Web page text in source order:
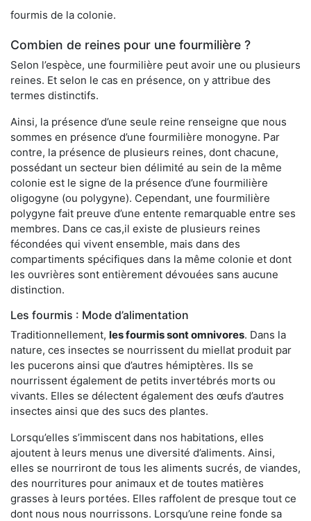
fourmis de la colonie.
Combien de reines pour une fourmilière ?
Selon l’espèce, une fourmilière peut avoir une ou plusieurs
reines. Et selon le cas en présence, on y attribue des
termes distinctifs.
Ainsi, la présence d’une seule reine renseigne que nous
sommes en présence d’une fourmilière monogyne. Par
contre, la présence de plusieurs reines, dont chacune,
possédant un secteur bien délimité au sein de la même
colonie est le signe de la présence d’une fourmilière
oligogyne (ou polygyne). Cependant, une fourmilière
polygyne fait preuve d’une entente remarquable entre ses
membres. Dans ce cas,il existe de plusieurs reines
fécondées qui vivent ensemble, mais dans des
compartiments spécifiques dans la même colonie et dont
les ouvrières sont entièrement dévouées sans aucune
distinction.
Les fourmis : Mode d’alimentation
Traditionnellement, les fourmis sont omnivores. Dans la
nature, ces insectes se nourrissent du miellat produit par
les pucerons ainsi que d’autres hémiptères. Ils se
nourrissent également de petits invertébrés morts ou
vivants. Elles se délectent également des œufs d’autres
insectes ainsi que des sucs des plantes.
Lorsqu’elles s’immiscent dans nos habitations, elles
ajoutent à leurs menus une diversité d’aliments. Ainsi,
elles se nourriront de tous les aliments sucrés, de viandes,
des nourritures pour animaux et de toutes matières
grasses à leurs portées. Elles raffolent de presque tout ce
dont nous nous nourrissons. Lorsqu’une reine fonde sa